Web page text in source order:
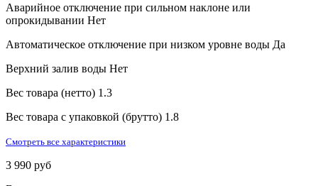
Аварийное отключение при сильном наклоне или
опрокидывании Нет
Автоматическое отключение при низком уровне воды Да
Верхний залив воды Нет
Вес товара (нетто) 1.3
Вес товара с упаковкой (брутто) 1.8
Смотреть все характеристики
3 990 руб